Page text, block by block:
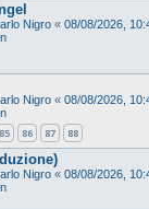
Nigro « 08/08/2026,
Nigro « 08/08/2026,
85 86 87 88
Nigro « 08/08/2026,